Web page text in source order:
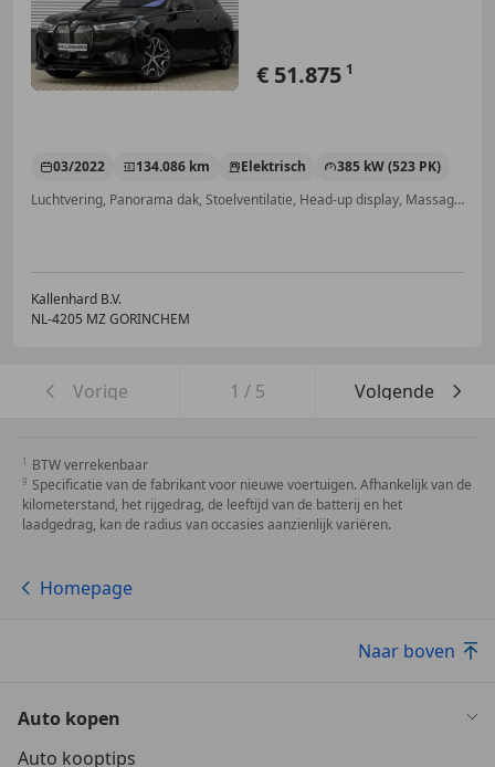
€ 51.875 1
03/2022 134.086 km Elektrisch
385 kW (523 PK)
Luchtvering, Panorama dak, Stoelventilatie, Head-up display, Massagestoelen, Airbag bestuurder, Trekhaak, Alarm
Kallenhard B.V.
NL-4205 MZ GORINCHEM
Vorige 1 / 5 Volgende
BTW verrekenbaar
Specificatie van de fabrikant voor nieuwe voertuigen. Afhankelijk van de
kilometerstand, het rijgedrag, de leeftijd van de batterij en het
laadgedrag, kan de radius van occasies aanzienlijk variëren.
Homepage
Naar boven
Auto kopen
Auto kooptips